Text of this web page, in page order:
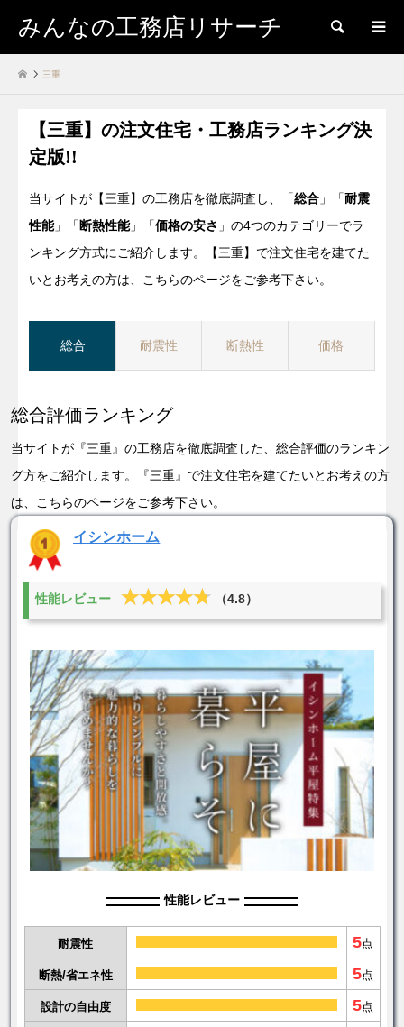
みんなの工務店リサーチ 検索
三重
【三重】の注文住宅・工務店ランキング決
定版!!
当サイトが【三重】の工務店を徹底調査し、「総合 」「耐震
性能」「 断熱性能」「価格の安さ 」の4つのカテゴリーでラ
ンキング方式にご紹介します。【三重】で注文住宅を建てた
いとお考えの方は、こちらのページをご参考下さい。
総合 耐震性 断熱性 価格
総合評価ランキング
当サイトが『三重』の工務店を徹底調査した、総合評価のランキン
グ方をご紹介します。『三重』で注文住宅を建てたいとお考えの方
は、こちらのページをご参考下さい。
イシンホーム
性能レビュー ★★★★★
★★★★★ （4.8）
性能レビュー
耐震性 5点
断熱/省エネ性 5点
設計の自由度 5点